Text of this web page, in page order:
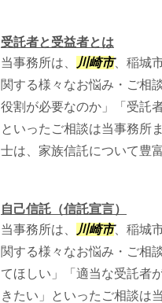
受託者と受益者とは
当事務所は、
川崎市、稲城
関する様々なお悩み・ご相
役割が必要なのか」「受託
といったご相談は当事務所
士は、家族信託について豊
自己信託（信託宣言）
当事務所は、
川崎市、稲城
関する様々なお悩み・ご相
てほしい」「適当な受託者
きたい」といったご相談は